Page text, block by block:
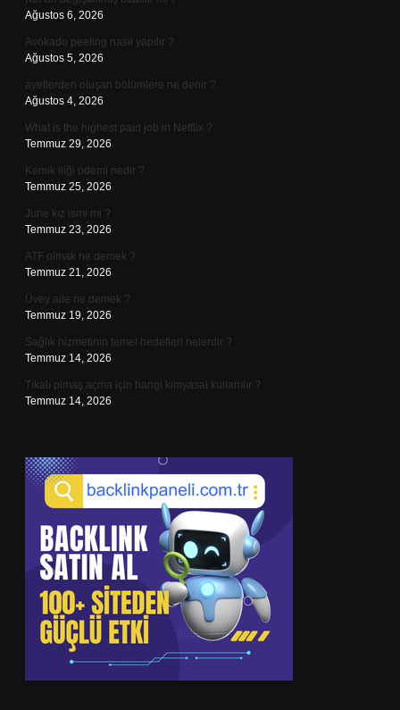
Ağustos 6, 2026
Avokado peeling nasıl yapılır ?
Ağustos 5, 2026
ayetlerden oluşan bölümlere ne denir ?
Ağustos 4, 2026
What is the highest paid job in Netflix ?
Temmuz 29, 2026
Kemik iliği ödemi nedir ?
Temmuz 25, 2026
June kız ismi mi ?
Temmuz 23, 2026
ATF olmak ne demek ?
Temmuz 21, 2026
Üvey aile ne demek ?
Temmuz 19, 2026
Sağlık hizmetinin temel hedefleri nelerdir ?
Temmuz 14, 2026
Tıkalı pimaş açma için hangi kimyasal kullanılır ?
Temmuz 14, 2026